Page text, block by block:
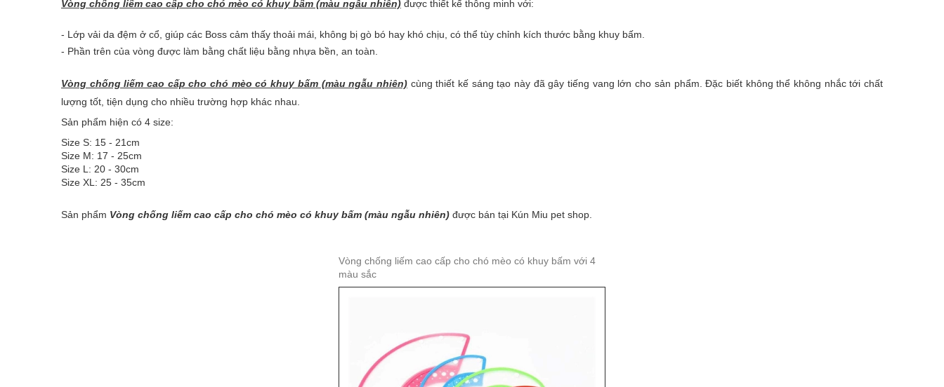
Vòng chống liếm cao cấp cho chó mèo có khuy bấm (màu ngẫu nhiên) được thiết kế thông minh với:
- Lớp vải da đệm ở cổ, giúp các Boss cảm thấy thoải mái, không bị gò bó hay khó chịu, có thể tùy chỉnh kích thước bằng khuy bấm.
- Phần trên của vòng được làm bằng chất liệu bằng nhựa bền, an toàn.
Vòng chống liếm cao cấp cho chó mèo có khuy bấm (màu ngẫu nhiên)cùng thiết kế sáng tạo này đã gây tiếng vang lớn cho sản phẩm. Đặc biết không thể không nhắc tới chất
lượng tốt, tiện dụng cho nhiều trường hợp khác nhau.
Sản phẩm hiện có 4 size:
Size S: 15 - 21cm
Size M: 17 - 25cm
Size L: 20 - 30cm
Size XL: 25 - 35cm
Sản phẩm Vòng chống liếm cao cấp cho chó mèo có khuy bấm (màu ngẫu nhiên) được bán tại Kún Miu pet shop.
Vòng chống liếm cao cấp cho chó mèo có khuy bấm với 4
màu sắc